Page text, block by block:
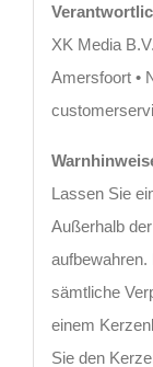
XK Media
Amersfoort •
Lassen Sie
Außerhalb
aufbewahren.
sämtliche
einem
Sie den